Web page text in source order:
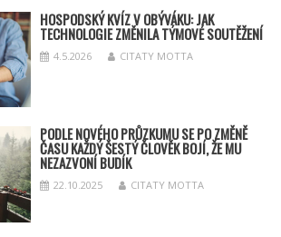
HOSPODSKÝKVÍZ V OBÝVÁKU: JAK
TECHNOLOGIE ZMĚNILA TÝMOVÉ SOUTĚŽENÍ
4.5.2026 CITATY MOTTA
PODLE NOVÉHO PRŮZKUMU SE PO ZMĚNĚ
ČASU KAŽDÝ ŠESTÝ ČLOVĚK BOJÍ, ŽE MU
NEZAZVONÍ BUDÍK
22.10.2025 CITATY MOTTA